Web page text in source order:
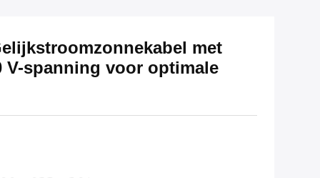
met
V-spanning voor optimale